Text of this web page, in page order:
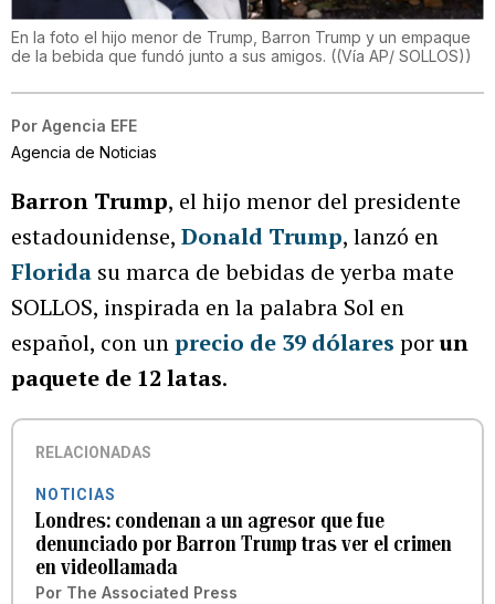
En la foto el hijo menor de Trump, Barron Trump y un empaque
de la bebida que fundó junto a sus amigos. ((Vía AP/ SOLLOS))
Por Agencia EFE
Agencia de Noticias
Barron Trump, el hijo menor del presidente
estadounidense, Donald Trump, lanzó en
Florida su marca de bebidas de yerba mate
SOLLOS, inspirada en la palabra Sol en
español, con unprecio de 39 dólares porun
paquete de 12 latas.
RELACIONADAS
NOTICIAS
Londres: condenan a un agresor que fue
denunciado por Barron Trump tras ver el crimen
en videollamada
Por The Associated Press